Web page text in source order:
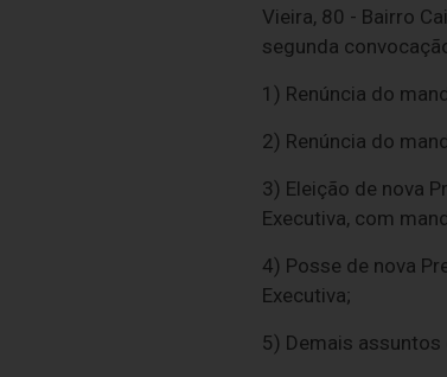
Vieira, 80 - Bairro
segunda
1) Renúncia do
2) Renúncia do
3) Eleição de nova
Executiva, com
4) Posse de nova
Executiva;
5) Demais assuntos